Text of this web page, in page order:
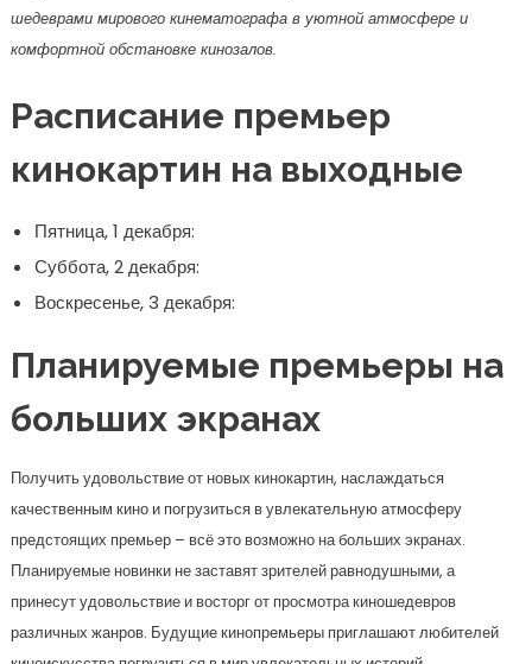
шедеврами мирового кинематографа в уютной атмосфере и
комфортной обстановке кинозалов.
Расписание премьер
кинокартин на выходные
Пятница, 1 декабря:
Суббота, 2 декабря:
Воскресенье, 3 декабря:
Планируемые премьеры на
больших экранах
Получить удовольствие от новых кинокартин, наслаждаться
качественным кино и погрузиться в увлекательную атмосферу
предстоящих премьер – всё это возможно на больших экранах.
Планируемые новинки не заставят зрителей равнодушными, а
принесут удовольствие и восторг от просмотра киношедевров
различных жанров. Будущие кинопремьеры приглашают любителей